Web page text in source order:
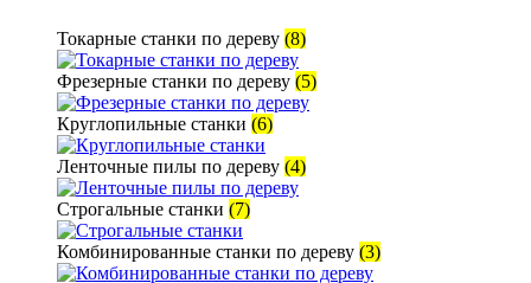
Токарные станки по дереву (8)
Фрезерные станки по дереву (5)
Круглопильные станки (6)
Ленточные пилы по дереву (4)
Строгальные станки (7)
Комбинированные станки по дереву (3)